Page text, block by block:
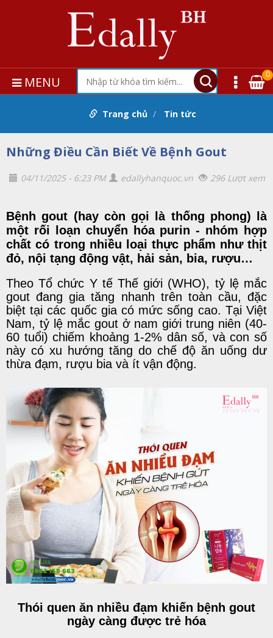
MENU 0
Trang chủ Tin tức
Những Điều Cần Biết Về Bệnh Gout
04/11/2025 - 6:23 PM edallyhanquoc.vn 296 Lượt xem
Bệnh gout (hay còn gọi là thống phong) là
một rối loạn chuyển hóa purin - nhóm hợp
chất có trong nhiều loại thực phẩm như thịt
đỏ, nội tạng động vật, hải sản, bia, rượu…
Theo Tổ chức Y tế Thế giới (WHO), tỷ lệ mắc
gout đang gia tăng nhanh trên toàn cầu, đặc
biệt tại các quốc gia có mức sống cao. Tại Việt
Nam, tỷ lệ mắc gout ở nam giới trung niên (40-
60 tuổi) chiếm khoảng 1-2% dân số, và con số
này có xu hướng tăng do chế độ ăn uống dư
thừa đạm, rượu bia và ít vận động.
Thói quen ăn nhiều đạm khiến bệnh gout
ngày càng được trẻ hóa